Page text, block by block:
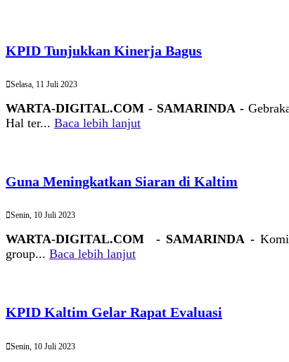
KPID Tunjukkan Kinerja Bagus
Selasa, 11 Juli 2023
WARTA-DIGITAL.COM - SAMARINDA -
Hal ter... Baca lebih lanjut
Guna Meningkatkan Siaran di Kaltim
Senin, 10 Juli 2023
WARTA-DIGITAL.COM - SAMARINDA -
group... Baca lebih lanjut
KPID Kaltim Gelar Rapat Evaluasi
Senin, 10 Juli 2023